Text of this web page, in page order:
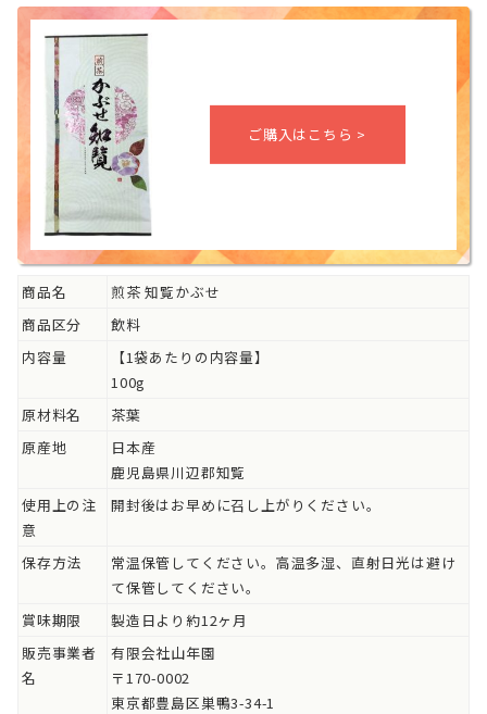
商品名
煎茶 知覧かぶせ
商品区分
飲料
内容量
【1袋あたりの内容量】
100g
原材料名
茶葉
原産地
日本産
鹿児島県川辺郡知覧
使用上の注
意
開封後はお早めに召し上がりください。
保存方法
常温保管してください。高温多湿、直射日光は避け
て保管してください。
賞味期限
製造日より約12ヶ月
販売事業者
名
有限会社山年園
〒170-0002
東京都豊島区巣鴨3-34-1